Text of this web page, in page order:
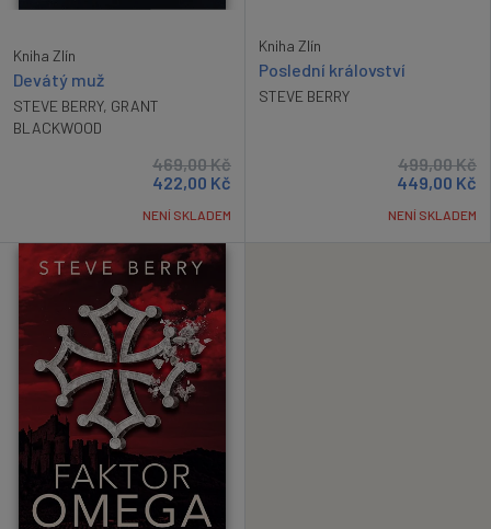
Kniha Zlín
Devátý muž
STEVE BERRY, GRANT
BLACKWOOD
469,00Kč
422,00 Kč
NENÍ SKLADEM
Kniha Zlín
Poslední království
STEVE BERRY
499,00Kč
449,00 Kč
NENÍ SKLADEM